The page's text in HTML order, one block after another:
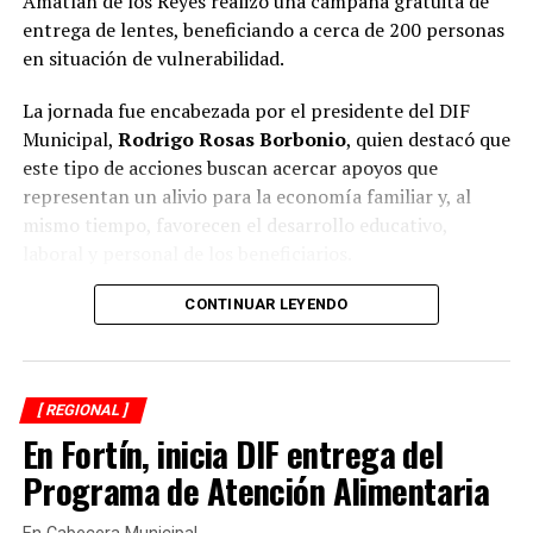
Rehabilitan drenaje en San José de Enmedio
entrega de lentes, beneficiando a cerca de 200 personas
en situación de vulnerabilidad.
La jornada fue encabezada por el presidente del DIF
Municipal, Rodrigo Rosas Borbonio, quien destacó que
este tipo de acciones buscan acercar apoyos que
representan un alivio para la economía familiar y, al
mismo tiempo, favorecen el desarrollo educativo,
Durante la campaña fueron atendidas niñas, niños,
adolescentes, jóvenes, adultos y personas adultas
mayores, quienes previamente se sometieron a
valoraciones visuales para determinar la graduación
adecuada y recibir lentes acordes a sus necesidades.
El presidente del organismo asistencial señaló que una
buena salud visual es fundamental para el aprendizaje
CONTINUAR LEYENDO
[ REGIONAL ]
En Fortín, inicia DIF entrega del
Programa de Atención Alimentaria